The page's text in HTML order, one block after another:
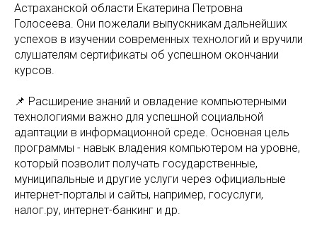
Астраханской области Екатерина Петровна
Голосеева. Они пожелали выпускникам дальнейших
успехов в изучении современных технологий и вручили
слушателям сертификаты об успешном окончании
курсов.
📌 Расширение знаний и овладение компьютерными
технологиями важно для успешной социальной
адаптации в информационной среде. Основная цель
программы - навык владения компьютером на уровне,
который позволит получать государственные,
муниципальные и другие услуги через официальные
интернет-порталы и сайты, например, госуслуги,
налог.ру, интернет-банкинг и др.